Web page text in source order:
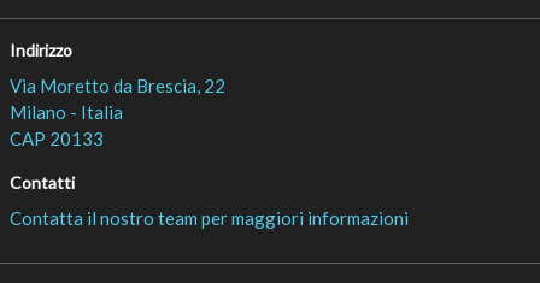
Indirizzo
Via Moretto da Brescia, 22
Milano - Italia
CAP 20133
Contatti
Contatta il nostro team per maggiori informazioni